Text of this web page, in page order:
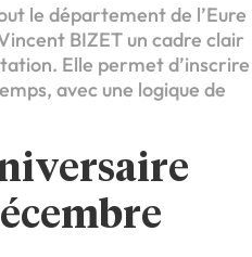
le département de l’Eure
BIZET un cadre clair
Elle permet d’inscrire
avec une logique de